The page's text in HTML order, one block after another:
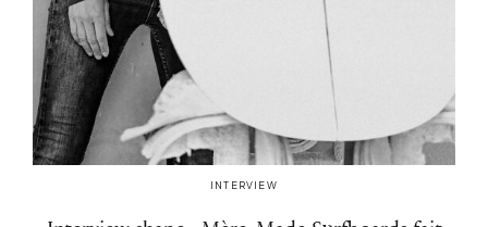
INTERVIEW